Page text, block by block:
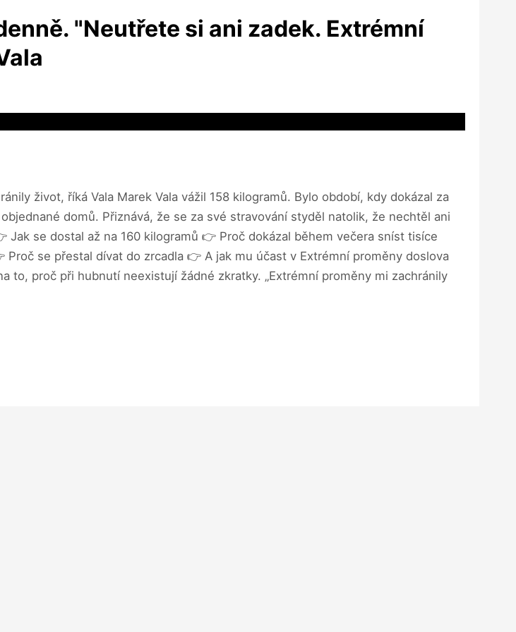
"Neutřete si ani zadek. Extrémní
život, říká Vala Marek Vala vážil 158 kilogramů. Bylo období, kdy dokázal za
domů. Přiznává, že se za své stravování styděl natolik, že nechtěl ani
se dostal až na 160 kilogramů 👉 Proč dokázal během večera sníst tisíce
se přestal dívat do zrcadla 👉 A jak mu účast v Extrémní proměny doslova
to, proč při hubnutí neexistují žádné zkratky. „Extrémní proměny mi zachránily